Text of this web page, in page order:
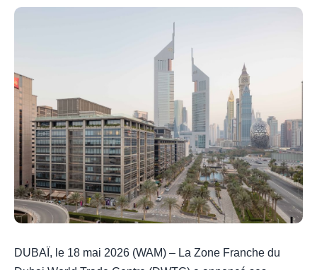
DUBAÏ, le 18 mai 2026 (WAM) – La Zone Franche du